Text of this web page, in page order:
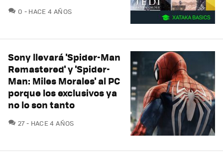
0 COMENTARIOS
HACE 4 AÑOS
Sony llevará 'Spider-Man
Remastered' y 'Spider-
Man: Miles Morales' al PC
porque los exclusivos ya
no lo son tanto
27COMENTARIOS
HACE 4 AÑOS